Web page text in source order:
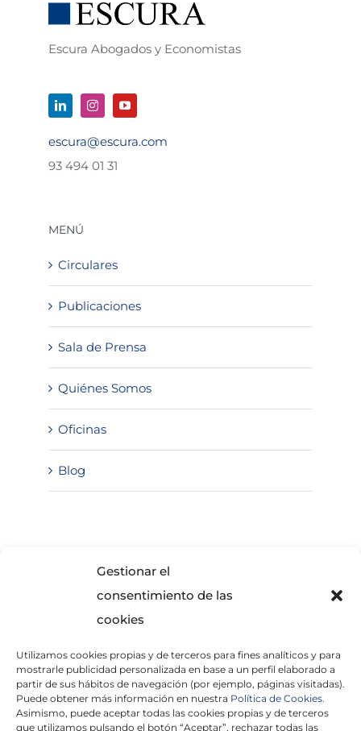
Gestionar el
consentimiento de las
cookies
Utilizamos cookies propias y de terceros para fines analíticos y para
mostrarle publicidad personalizada en base a un perfil elaborado a
partir de sus hábitos de navegación (por ejemplo, páginas visitadas).
Puede obtener más información en nuestra Política de Cookies.
Asimismo, puede aceptar todas las cookies propias y de terceros
que utilizamos pulsando el botón “Aceptar”, rechazar todas las
Escura Abogados y Economistas
escura@escura.com
93 494 01 31
MENÚ
Circulares
Publicaciones
Sala de Prensa
Quiénes Somos
Oficinas
Blog
He leído y acepto laPolítica de Privacidad